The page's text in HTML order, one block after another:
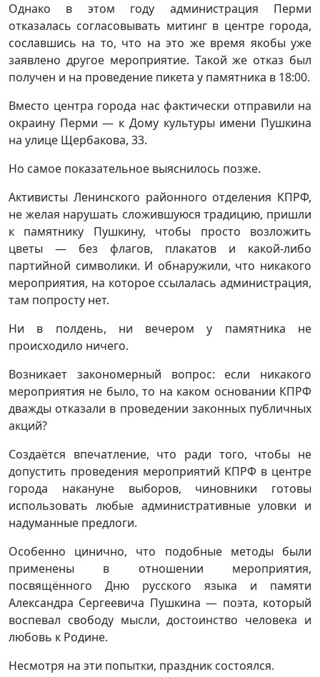
Однако в этом году администрация Перми
отказалась согласовывать митинг в центре города,
сославшись на то, что на это же время якобы уже
заявлено другое мероприятие. Такой же отказ был
получен и на проведение пикета у памятника в 18:00.
Вместо центра города нас фактически отправили на
окраину Перми — к Дому культуры имени Пушкина
на улице Щербакова, 33.
Но самое показательное выяснилось позже.
Активисты Ленинского районного отделения КПРФ,
не желая нарушать сложившуюся традицию, пришли
к памятнику Пушкину, чтобы просто возложить
цветы — без флагов, плакатов и какой-либо
партийной символики. И обнаружили, что никакого
мероприятия, на которое ссылалась администрация,
там попросту нет.
Ни в полдень, ни вечером у памятника не
происходило ничего.
Возникает закономерный вопрос: если никакого
мероприятия не было, то на каком основании КПРФ
дважды отказали в проведении законных публичных
акций?
Создаётся впечатление, что ради того, чтобы не
допустить проведения мероприятий КПРФ в центре
города накануне выборов, чиновники готовы
использовать любые административные уловки и
надуманные предлоги.
Особенно цинично, что подобные методы были
применены в отношении мероприятия,
посвящённого Дню русского языка и памяти
Александра Сергеевича Пушкина — поэта, который
воспевал свободу мысли, достоинство человека и
любовь к Родине.
Несмотря на эти попытки, праздник состоялся.